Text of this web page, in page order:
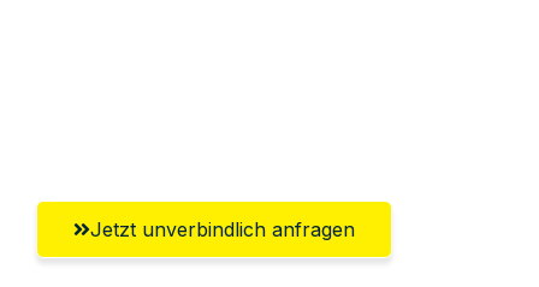
Jetzt unverbindlich anfragen